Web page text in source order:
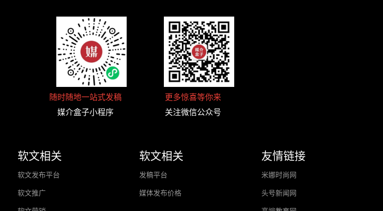
随时随地一站式发稿
媒介盒子小程序
更多惊喜等你来
关注微信公众号
软文相关
软文发布平台
软文推广
软文相关
发稿平台
媒体发布价格
友情链接
米娜时尚网
头号新闻网